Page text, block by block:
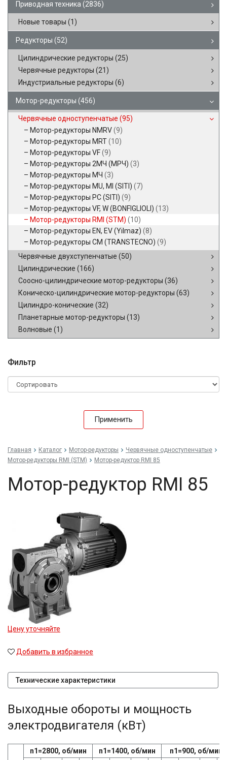
Приводная техника (2836)
Новые товары (1)
Редукторы (52)
Цилиндрические редукторы (25)
Червячные редукторы (21)
Индустриальные редукторы (6)
Мотор-редукторы (456)
Червячные одноступенчатые (95)
Мотор-редукторы NMRV(9)
Мотор-редукторы MRT(10)
Мотор-редукторы VF(9)
Мотор-редукторы 2МЧ (МРЧ) (3)
Мотор-редукторы МЧ (3)
Мотор-редукторы MU, MI (SITI) (7)
Мотор-редукторы PC (SITI) (9)
Мотор-редукторы VF, W (BONFIGLIOLI) (13)
Мотор-редукторы RMI (STM) (10)
Мотор-редукторы EN, EV (Yilmaz) (8)
Мотор-редукторы CM (TRANSTECNO) (9)
Червячные двухступенчатые (50)
Цилиндрические (166)
Соосно-цилиндрические мотор-редукторы (36)
Коническо-цилиндрические мотор-редукторы (63)
Цилиндро-конические (32)
Планетарные мотор-редукторы (13)
Волновые (1)
Фильтр
Применить
Главная Каталог Мотор-редукторы
Червячные одноступенчатые
Мотор-редукторы RMI (STM)
Мотор-редуктор RMI 85
Мотор-редуктор RMI 85
Цену уточняйте
Добавить в избранное
Технические характеристики
Выходные обороты и мощность
электродвигателя (кВт)
n1=2800, об/мин n1=1400, об/мин
n1=900, об/мин